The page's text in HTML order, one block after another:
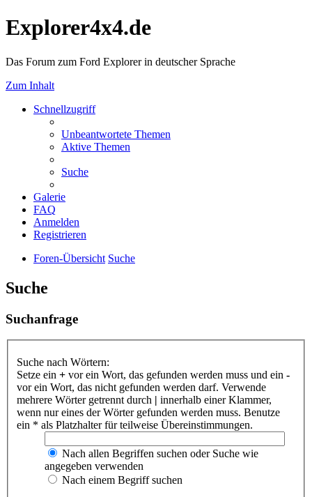
Explorer4x4.de
Das Forum zum Ford Explorer in deutscher Sprache
Zum Inhalt
Schnellzugriff
Unbeantwortete Themen
Aktive Themen
Suche
Galerie
FAQ
Anmelden
Registrieren
Foren-Übersicht Suche
Suche
Suchanfrage
Suche nach Wörtern:
Setze ein + vor ein Wort, das gefunden werden muss und ein -
vor ein Wort, das nicht gefunden werden darf. Verwende
mehrere Wörter getrennt durch | innerhalb einer Klammer,
wenn nur eines der Wörter gefunden werden muss. Benutze
ein * als Platzhalter für teilweise Übereinstimmungen.
Nach allen Begriffen suchen oder Suche wie
angegeben verwenden
Nach einem Begriff suchen